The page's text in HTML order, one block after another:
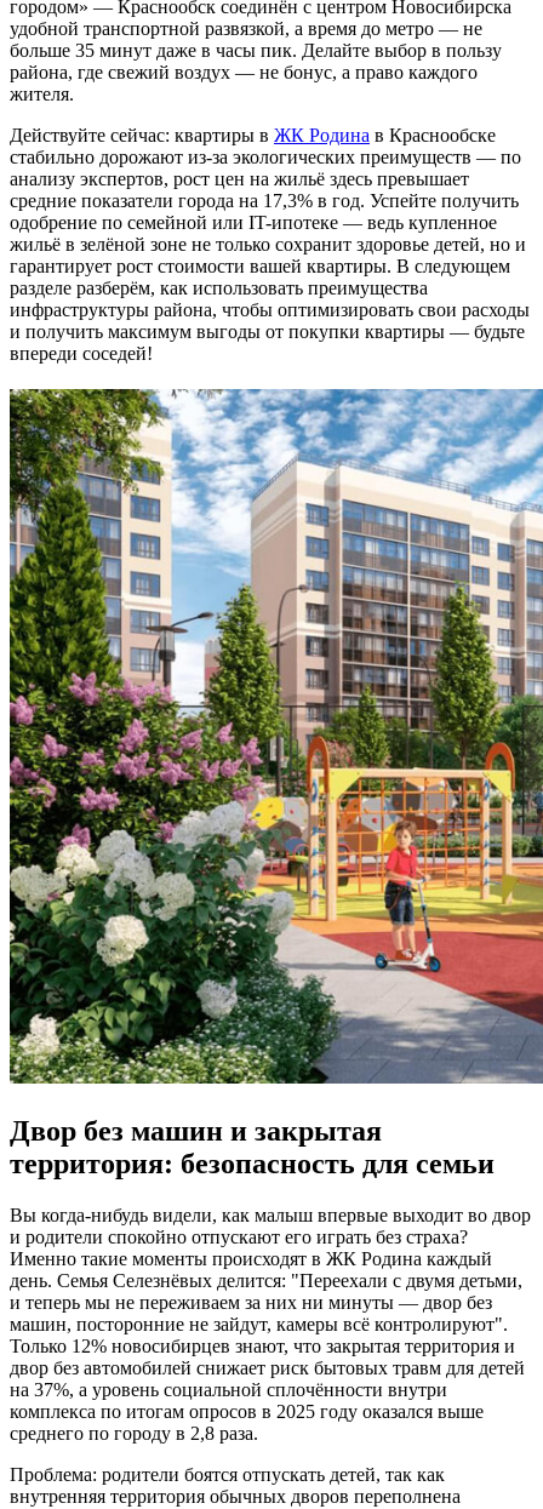
городом» — Краснообск соединён с центром Новосибирска
удобной транспортной развязкой, а время до метро — не
больше 35 минут даже в часы пик. Делайте выбор в пользу
района, где свежий воздух — не бонус, а право каждого
жителя.
Действуйте сейчас: квартиры в ЖК Родина в Краснообске
стабильно дорожают из-за экологических преимуществ — по
анализу экспертов, рост цен на жильё здесь превышает
средние показатели города на 17,3% в год. Успейте получить
одобрение по семейной или IT-ипотеке — ведь купленное
жильё в зелёной зоне не только сохранит здоровье детей, но и
гарантирует рост стоимости вашей квартиры. В следующем
разделе разберём, как использовать преимущества
инфраструктуры района, чтобы оптимизировать свои расходы
и получить максимум выгоды от покупки квартиры — будьте
впереди соседей!
Двор без машин и закрытая
территория: безопасность для семьи
Вы когда-нибудь видели, как малыш впервые выходит во двор
и родители спокойно отпускают его играть без страха?
Именно такие моменты происходят в ЖК Родина каждый
день. Семья Селезнёвых делится: "Переехали с двумя детьми,
и теперь мы не переживаем за них ни минуты — двор без
машин, посторонние не зайдут, камеры всё контролируют".
Только 12% новосибирцев знают, что закрытая территория и
двор без автомобилей снижает риск бытовых травм для детей
на 37%, а уровень социальной сплочённости внутри
комплекса по итогам опросов в 2025 году оказался выше
среднего по городу в 2,8 раза.
Проблема: родители боятся отпускать детей, так как
внутренняя территория обычных дворов переполнена